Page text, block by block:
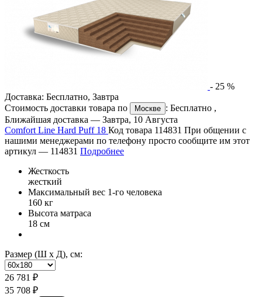
- 25 %
Доставка: Бесплатно, Завтра
Стоимость доставки товара по
Москве : Бесплатно ,
Ближайшая доставка — Завтра, 10 Августа
Comfort Line Hard Puff 18 Код товара 114831 При общении с
нашими менеджерами по телефону просто сообщите им этот
артикул — 114831 Подробнее
Жесткость
жесткий
Максимальный вес 1-го человека
160 кг
Высота матраса
18 см
Размер (Ш х Д), см:
26 781 ₽
35 708 ₽